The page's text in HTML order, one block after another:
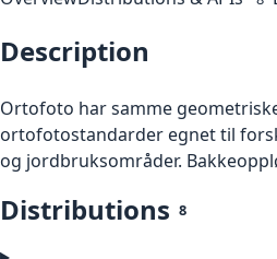
Description
Ortofoto har samme
ortofotostandarder egnet til
og jordbruksområder.
Distributions 8